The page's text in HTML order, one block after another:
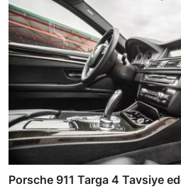
Porsche 911 Targa 4 Tavsiye